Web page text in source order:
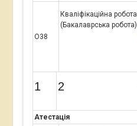
О38
Кваліфікаційна робота
(Бакалаврська робота)
1 2
Атестація